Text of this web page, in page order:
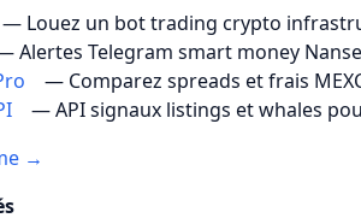
— Louez un bot trading crypto
Alertes Telegram smart money
— Comparez spreads et frais
— API signaux listings et whales
→